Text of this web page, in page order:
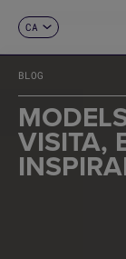
CA
FR
DE
IT
PT
BLOG
VISITA,